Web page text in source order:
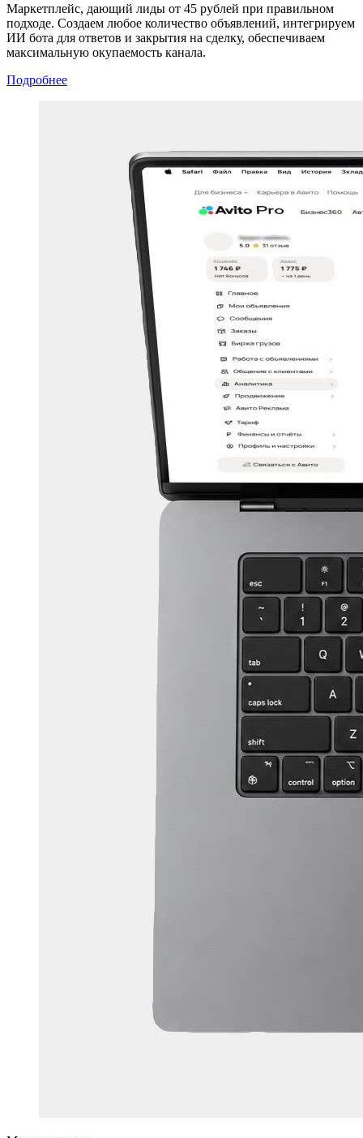
Маркетплейс, дающий лиды от 45 рублей при правильном
подходе. Создаем любое количество объявлений, интегрируем
ИИ бота для ответов и закрытия на сделку, обеспечиваем
максимальную окупаемость канала.
Подробнее